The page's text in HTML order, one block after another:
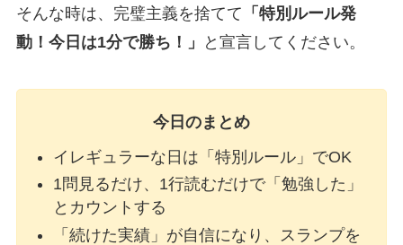
そんな時は、完璧主義を捨てて 「特別ルール発
動！今日は1分で勝ち！」
と宣言してください。
今日のまとめ
イレギュラーな日は「特別ルール」でOK
1問見るだけ、1行読むだけで「勉強した」
とカウントする
「続けた実績」が自信になり、スランプを